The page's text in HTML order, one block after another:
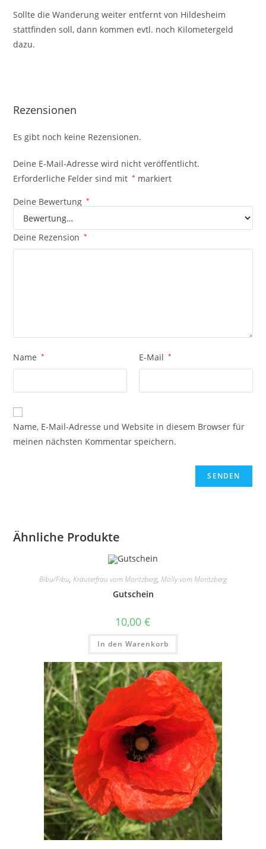
Sollte die Wanderung weiter entfernt von Hildesheim
stattfinden soll, dann kommen evtl. noch Kilometergeld
dazu.
Rezensionen
Es gibt noch keine Rezensionen.
Deine E-Mail-Adresse wird nicht veröffentlicht.
Erforderliche Felder sind mit * markiert
Deine Bewertung *
Deine Rezension *
Name * E-Mail *
Name, E-Mail-Adresse und Website in diesem Browser für
meinen nächsten Kommentar speichern.
Ähnliche Produkte
Bibu/Fibu, Kräuterfrau vom Moritzberg, Mölly vom Moritzberg
Gutschein
10,00 €
In den Warenkorb